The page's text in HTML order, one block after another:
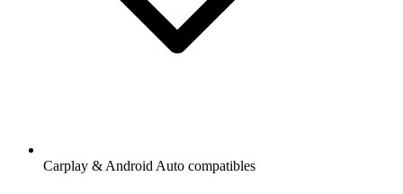
Carplay & Android Auto compatibles